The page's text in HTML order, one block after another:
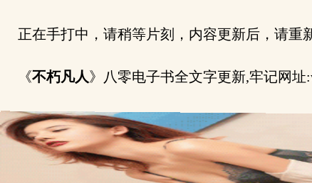
正在手打中，请稍等片刻，内容更新后，请重
《不朽凡人》八零电子书全文字更新,牢记网址